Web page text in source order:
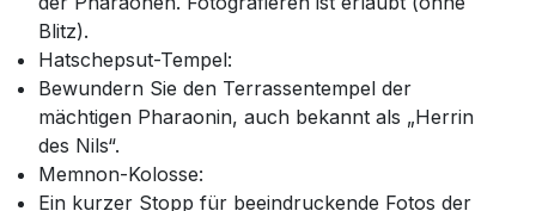
Blitz).
Hatschepsut-Tempel:
Bewundern Sie den Terrassentempel der
mächtigen Pharaonin, auch bekannt als „Herrin
des Nils“.
Memnon-Kolosse:
Ein kurzer Stopp für beeindruckende Fotos der